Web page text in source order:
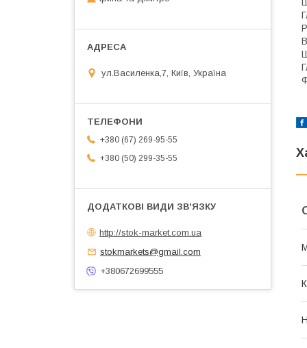
ул.Василенка,7, Київ, Україна
+380 (67) 269-95-55
+380 (50) 299-35-55
http://stok-market.com.ua
stokmarkets@gmail.com
+380672699555